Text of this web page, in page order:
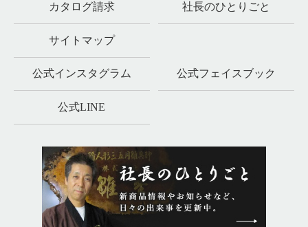
カタログ請求 社長のひとりごと
サイトマップ
公式インスタグラム 公式フェイスブック
公式LINE